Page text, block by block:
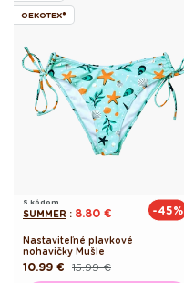
OEKOTEX®
S kódom
SUMMER : 8.80 € -45%
Nastaviteľné plavkové
nohavičky Mušle
Pôvodná15.99 €
Akciová
10.99 €